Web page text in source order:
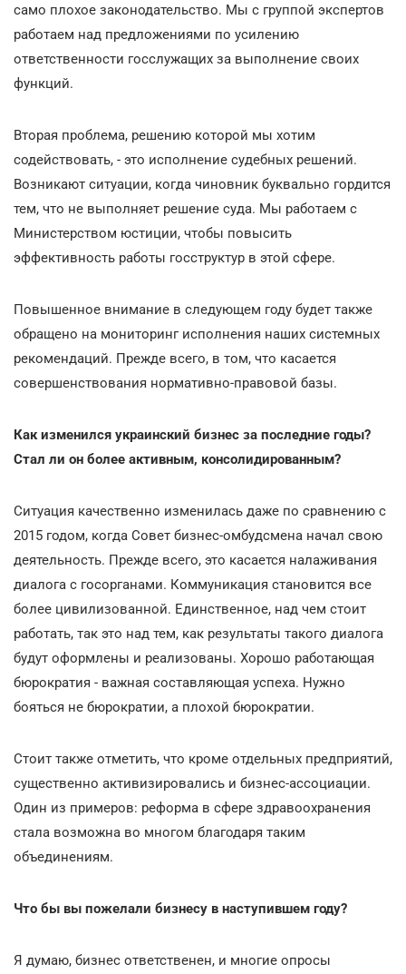
само плохое законодательство. Мы с группой экспертов
работаем над предложениями по усилению
ответственности госслужащих за выполнение своих
функций.
Вторая проблема, решению которой мы хотим
содействовать, - это исполнение судебных решений.
Возникают ситуации, когда чиновник буквально гордится
тем, что не выполняет решение суда. Мы работаем с
Министерством юстиции, чтобы повысить
эффективность работы госструктур в этой сфере.
Повышенное внимание в следующем году будет также
обращено на мониторинг исполнения наших системных
рекомендаций. Прежде всего, в том, что касается
совершенствования нормативно-правовой базы.
Как изменился украинский бизнес за последние годы?
Стал ли он более активным, консолидированным?
Ситуация качественно изменилась даже по сравнению с
2015 годом, когда Совет бизнес-омбудсмена начал свою
деятельность. Прежде всего, это касается налаживания
диалога с госорганами. Коммуникация становится все
более цивилизованной. Единственное, над чем стоит
работать, так это над тем, как результаты такого диалога
будут оформлены и реализованы. Хорошо работающая
бюрократия - важная составляющая успеха. Нужно
бояться не бюрократии, а плохой бюрократии.
Стоит также отметить, что кроме отдельных предприятий,
существенно активизировались и бизнес-ассоциации.
Один из примеров: реформа в сфере здравоохранения
стала возможна во многом благодаря таким
объединениям.
Что бы вы пожелали бизнесу в наступившем году?
Я думаю, бизнес ответственен, и многие опросы